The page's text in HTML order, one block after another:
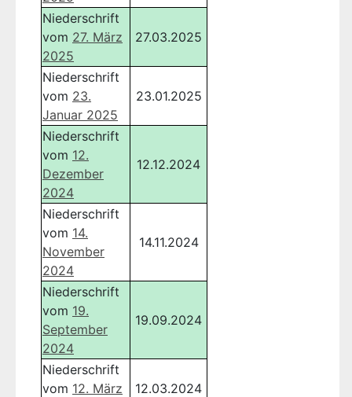
Niederschrift
vom 27. März
2025
27.03.2025
Niederschrift
vom 23.
Januar 2025
23.01.2025
Niederschrift
vom 12.
Dezember
2024
12.12.2024
Niederschrift
vom 14.
November
2024
14.11.2024
Niederschrift
vom 19.
September
2024
19.09.2024
Niederschrift
vom 12. März
12.03.2024